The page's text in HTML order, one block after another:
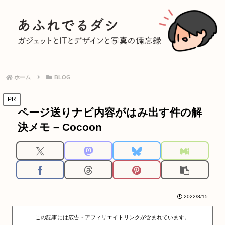
ホーム BLOG
PR
ページ送りナビ内容がはみ出す件の解
決メモ – Cocoon
2022/8/15
この記事には広告・アフィリエイトリンクが含まれています。